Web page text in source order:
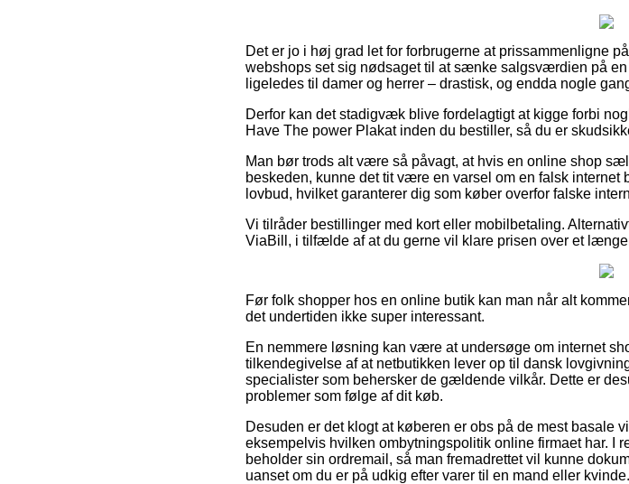
Det er jo i høj grad let for forbrugerne at prissammenligne
webshops set sig nødsaget til at sænke salgsværdien på
ligeledes til damer og herrer – drastisk, og endda nogle
Derfor kan det stadigvæk blive fordelagtigt at kigge forbi
Have The power Plakat inden du bestiller, så du er
Man bør trods alt være så påvagt, at hvis en online shop
beskeden, kunne det tit være en varsel om en falsk internet
lovbud, hvilket garanterer dig som køber overfor falske
Vi tilråder bestillinger med kort eller mobilbetaling.
ViaBill, i tilfælde af at du gerne vil klare prisen over et
Før folk shopper hos en online butik kan man når alt
det undertiden ikke super interessant.
En nemmere løsning kan være at undersøge om internet
tilkendegivelse af at netbutikken lever op til dansk
specialister som behersker de gældende vilkår. Dette er
problemer som følge af dit køb.
Desuden er det klogt at køberen er obs på de mest basale
eksempelvis hvilken ombytningspolitik online firmaet har. I
beholder sin ordremail, så man fremadrettet vil kunne
uanset om du er på udkig efter varer til en mand eller kvinde.